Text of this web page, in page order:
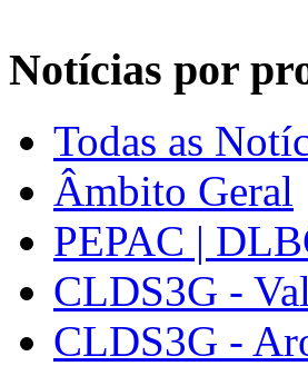
Notícias por
Todas as
Âmbito Geral
PEPAC |
CLDS3G -
CLDS3G -